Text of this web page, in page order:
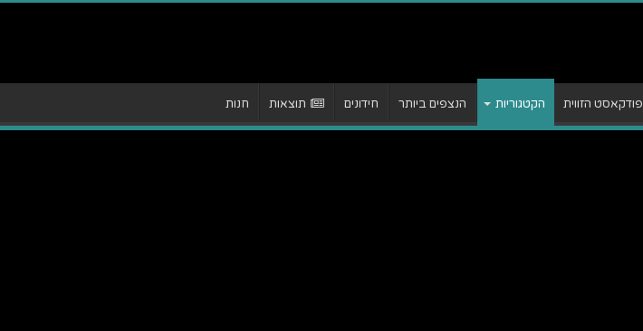
פודקאסט הזווית הקטגוריות הנצפים ביותר חידונים תוצאות חנות